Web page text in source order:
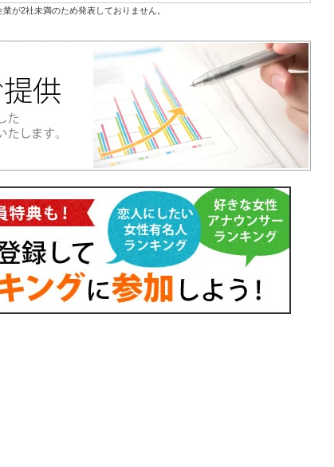
が2社未満のため発表しておりません。